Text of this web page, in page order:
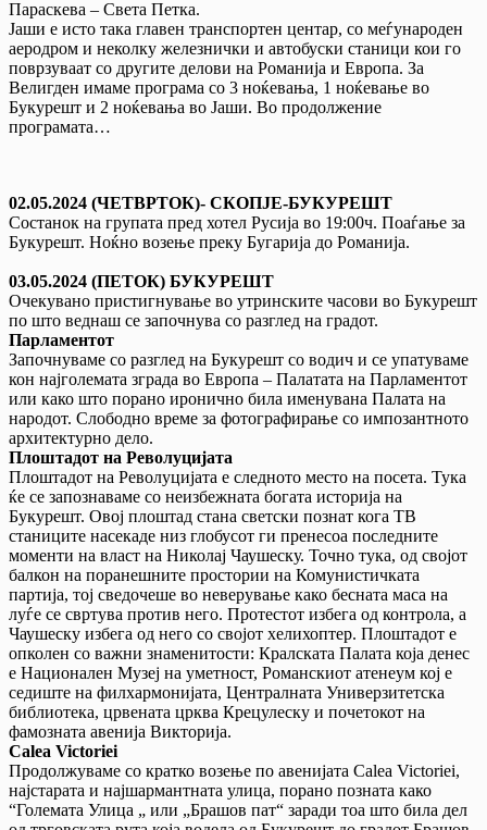
Параскева – Света Петка.
Јаши е исто така главен транспортен центар, со меѓународен
аеродром и неколку железнички и автобуски станици кои го
поврзуваат со другите делови на Романија и Европа. За
Велигден имаме програма со 3 ноќевања, 1 ноќевање во
Букурешт и 2 ноќевања во Јаши. Во продолжение
програмата…
02.05.2024 (ЧЕТВРТОК)- СКОПЈЕ-БУКУРЕШТ
Состанок на групата пред хотел Русија во 19:00ч. Поаѓање за
Букурешт. Ноќно возење преку Бугарија до Романија.
03.05.2024 (ПЕТОК) БУКУРЕШТ
Очекувано пристигнување во утринските часови во Букурешт
по што веднаш се започнува со разглед на градот.
Парламентот
Започнуваме со разглед на Букурешт со водич и се упатуваме
кон најголемата зграда во Европа – Палатата на Парламентот
или како што порано иронично била именувана Палата на
народот. Слободно време за фотографирање со импозантното
архитектурно дело.
Плоштадот на Револуцијата
Плоштадот на Револуцијата е следното место на посета. Тука
ќе се запознаваме со неизбежната богата историја на
Букурешт. Овој плоштад стана светски познат кога ТВ
станиците насекаде низ глобусот ги пренесоа последните
моменти на власт на Николај Чаушеску. Точно тука, од својот
балкон на поранешните простории на Комунистичката
партија, тој сведочеше во неверување како бесната маса на
луѓе се свртува против него. Протестот избега од контрола, а
Чаушеску избега од него со својот хелихоптер. Плоштадот е
опколен со важни знаменитости: Кралската Палата која денес
е Национален Музеј на уметност, Романскиот атенеум кој е
седиште на филхармонијата, Централната Универзитетска
библиотека, црвената црква Крецулеску и почетокот на
фамозната авенија Викторија.
Calea Victoriei
Продолжуваме со кратко возење по авенијата Calea Victoriei,
најстарата и најшармантната улица, порано позната како
“Големата Улица „ или „Брашов пат“ заради тоа што била дел